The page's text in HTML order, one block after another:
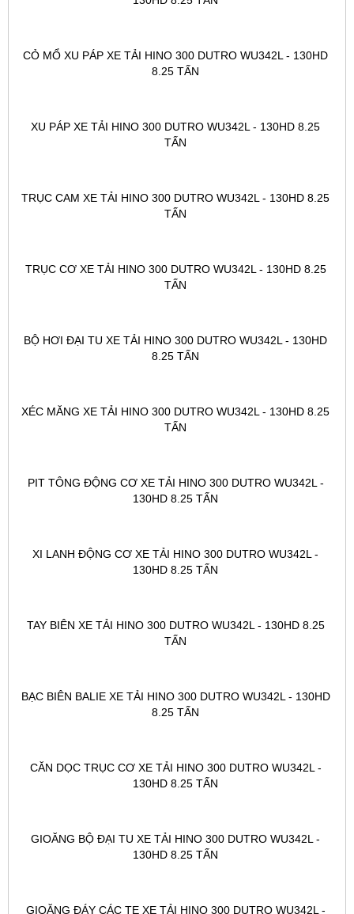
CỎ MỔ XU PÁP XE TẢI HINO 300 DUTRO WU342L - 130HD
8.25 TẤN
XU PÁP XE TẢI HINO 300 DUTRO WU342L - 130HD 8.25
TẤN
TRỤC CAM XE TẢI HINO 300 DUTRO WU342L - 130HD 8.25
TẤN
TRỤC CƠ XE TẢI HINO 300 DUTRO WU342L - 130HD 8.25
TẤN
BỘ HƠI ĐẠI TU XE TẢI HINO 300 DUTRO WU342L - 130HD
8.25 TẤN
XÉC MĂNG XE TẢI HINO 300 DUTRO WU342L - 130HD 8.25
TẤN
PIT TÔNG ĐỘNG CƠ XE TẢI HINO 300 DUTRO WU342L -
130HD 8.25 TẤN
XI LANH ĐỘNG CƠ XE TẢI HINO 300 DUTRO WU342L -
130HD 8.25 TẤN
TAY BIÊN XE TẢI HINO 300 DUTRO WU342L - 130HD 8.25
TẤN
BẠC BIÊN BALIE XE TẢI HINO 300 DUTRO WU342L - 130HD
8.25 TẤN
CĂN DỌC TRỤC CƠ XE TẢI HINO 300 DUTRO WU342L -
130HD 8.25 TẤN
GIOĂNG BỘ ĐẠI TU XE TẢI HINO 300 DUTRO WU342L -
130HD 8.25 TẤN
GIOĂNG ĐÁY CÁC TE XE TẢI HINO 300 DUTRO WU342L -